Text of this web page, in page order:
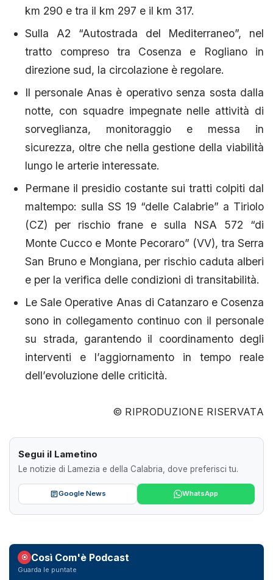
km 290 e tra il km 297 e il km 317.
Sulla A2 “Autostrada del Mediterraneo”, nel
tratto compreso tra Cosenza e Rogliano in
direzione sud, la circolazione è regolare.
Il personale Anas è operativo senza sosta dalla
notte, con squadre impegnate nelle attività di
sorveglianza, monitoraggio e messa in
sicurezza, oltre che nella gestione della viabilità
lungo le arterie interessate.
Permane il presidio costante sui tratti colpiti dal
maltempo: sulla SS 19 “delle Calabrie” a Tiriolo
(CZ) per rischio frane e sulla NSA 572 “di
Monte Cucco e Monte Pecoraro” (VV), tra Serra
San Bruno e Mongiana, per rischio caduta alberi
e per la verifica delle condizioni di transitabilità.
Le Sale Operative Anas di Catanzaro e Cosenza
sono in collegamento continuo con il personale
su strada, garantendo il coordinamento degli
interventi e l’aggiornamento in tempo reale
dell’evoluzione delle criticità.
© RIPRODUZIONE RISERVATA
Segui il Lametino
Le notizie di Lamezia e della Calabria, dove preferisci tu.
Google News WhatsApp
Così Com'è Podcast
Guarda le puntate